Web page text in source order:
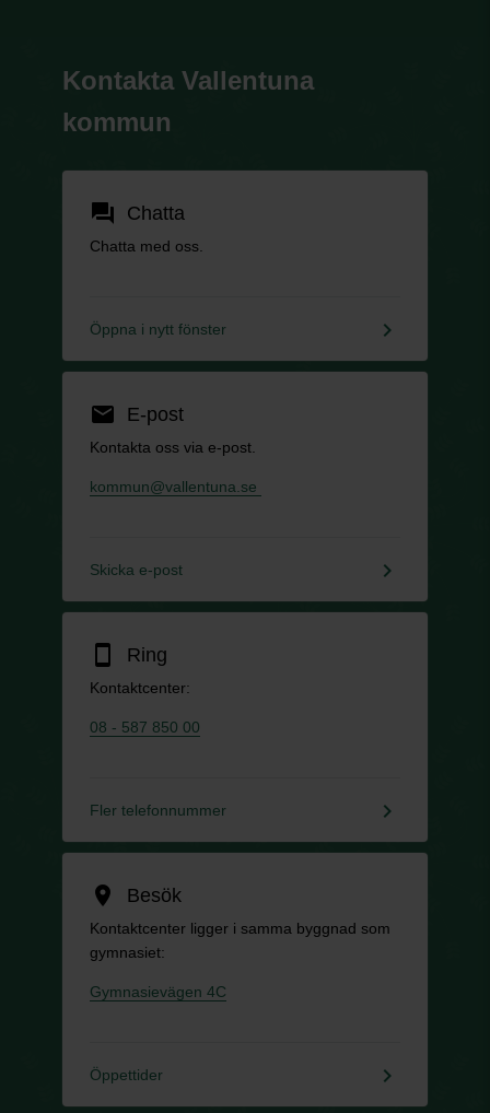
Kontakta Vallentuna
kommun
forum Chatta
Chatta med oss.
Öppna i nytt fönster keyboard_arrow_right
email E-post
Kontakta oss via e-post.
kommun@vallentuna.se
Skicka e-post keyboard_arrow_right
smartphone Ring
Kontaktcenter:
08 - 587 850 00
Fler telefonnummer keyboard_arrow_right
location_on Besök
Kontaktcenter ligger i samma byggnad som
gymnasiet:
Gymnasievägen 4C
Öppettider keyboard_arrow_right